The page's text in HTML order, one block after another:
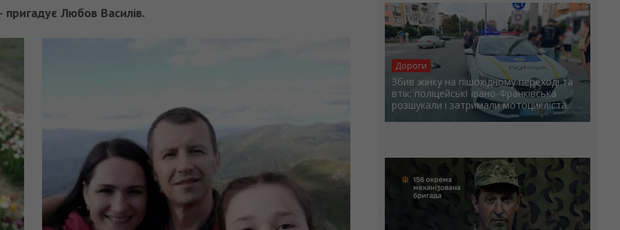
Любов Василів.
Дороги
Збив жінку на пішохідному переході та
втік: поліцейські Івано-Франківська
розшукали і затримали мотоцикліста